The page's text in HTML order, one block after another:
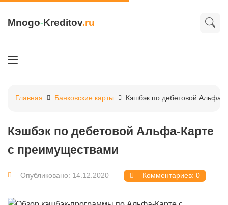
Mnogo-Kreditov.ru
Главная Банковские карты Кэшбэк по дебетовой Альфа-
Кэшбэк по дебетовой Альфа-Карте
с преимуществами
Опубликовано: 14.12.2020 Комментариев: 0